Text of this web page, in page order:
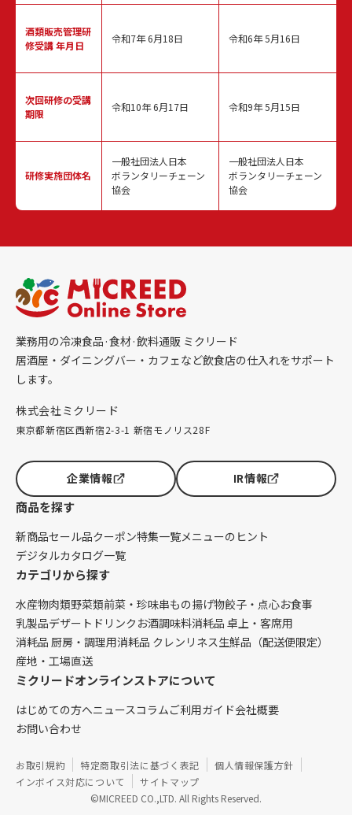
酒類販売管理研
修受講 年月日
次回研修の受講
期限
研修実施団体名
令和7年 6月18日
令和10年 6月17日
一般社団法人日本
ボランタリーチェーン
協会
令和6年 5月16日
令和9年 5月15日
一般社団法人日本
ボランタリーチェーン
協会
業務用の冷凍食品·食材·飲料通販 ミクリード
居酒屋・ダイニングバー・カフェなど飲食店の仕入れをサポート
します。
株式会社ミクリード
東京都新宿区西新宿2-3-1 新宿モノリス28F
企業情報 IR情報
商品を探す
新商品セール品クーポン特集一覧メニューのヒント
デジタルカタログ一覧
カテゴリから探す
水産物肉類野菜類前菜・珍味串もの揚げ物餃子・点心お食事
乳製品デザート ドリンク お酒調味料消耗品 卓上・客席用
消耗品 厨房・調理用消耗品 クレンリネス生鮮品（配送便限定）
産地・工場直送
ミクリードオンラインストアについて
はじめての方へニュースコラムご利用ガイド会社概要
お問い合わせ
©MICREED CO.,LTD. All Rights Reserved.
お取引規約 特定商取引法に基づく表記
個人情報保護方針
インボイス対応について
サイトマップ